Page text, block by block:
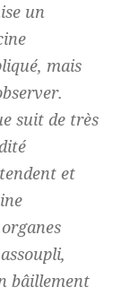
un
mais
suit de très
et
bâillement